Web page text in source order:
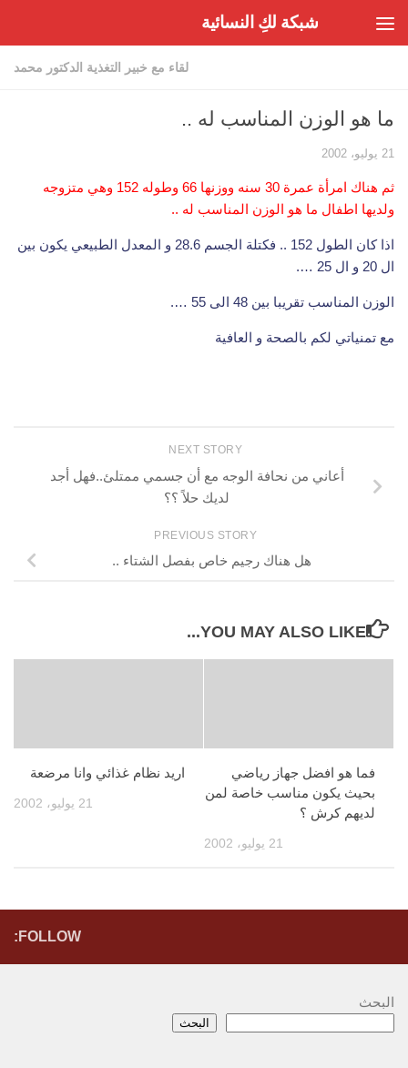
شبكة لكِ النسائية
لقاء مع خبير التغذية الدكتور محمد
ما هو الوزن المناسب له ..
21 يوليو، 2002
ثم هناك امرأة عمرة 30 سنه ووزنها 66 وطوله 152 وهي متزوجه
ولديها اطفال ما هو الوزن المناسب له ..
اذا كان الطول 152 .. فكتلة الجسم 28.6 و المعدل الطبيعي يكون بين
ال 20 و ال 25 ….
الوزن المناسب تقريبا بين 48 الى 55 ….
مع تمنياتي لكم بالصحة و العافية
NEXT STORY
أعاني من نحافة الوجه مع أن جسمي ممتلئ..فهل أجد
لديك حلاً ؟؟
PREVIOUS STORY
هل هناك رجيم خاص بفصل الشتاء ..
YOU MAY ALSO LIKE...
اريد نظام غذائي وانا مرضعة
21 يوليو، 2002
فما هو افضل جهاز رياضي
بحيث يكون مناسب خاصة لمن
لديهم كرش ؟
21 يوليو، 2002
FOLLOW:
البحث
البحث